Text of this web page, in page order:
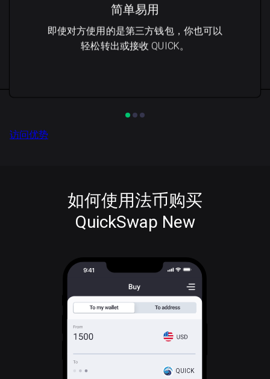
简单易用
即使对方使用的是第三方钱包，你也可以
轻松转出或接收 QUICK。
访问优势
如何使用法币购买
QuickSwap New
QUICK